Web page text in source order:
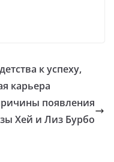
к успеху,
карьера
появления
Хей и Лиз Бурбо